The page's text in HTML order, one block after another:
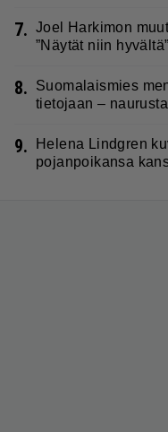
7. Joel Harkimon
”Näytät niin hyvältä”
8.
Suomalaismies
tietojaan –
9.
Helena Lindgren
pojanpoikansa